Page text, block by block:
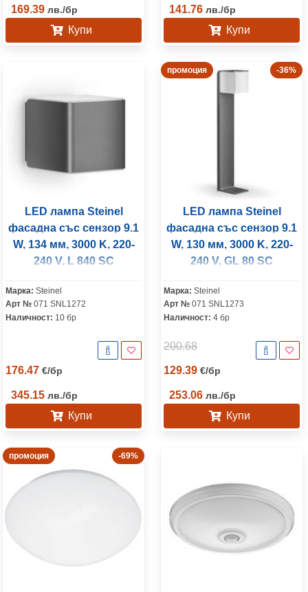
169.39 лв./бр
Купи
141.76 лв./бр
Купи
LED лампа Steinel
фасадна със сензор 9.1
W, 134 мм, 3000 K, 220-
240 V, L 840 SC
Марка: Steinel
Арт № 071 SNL1272
Наличност: 10 бр
176.47 €/бр
345.15 лв./бр
Купи
промоция -36%
LED лампа Steinel
фасадна със сензор 9.1
W, 130 мм, 3000 K, 220-
240 V, GL 80 SC
Марка: Steinel
Арт № 071 SNL1273
Наличност: 4 бр
200.68
129.39 €/бр
253.06 лв./бр
Купи
промоция -69%